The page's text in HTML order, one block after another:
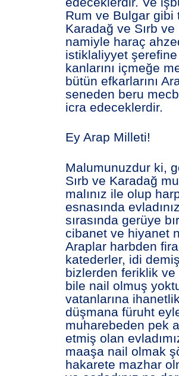
Rum ve Bulgar gibi
Karadağ ve Sırb
namiyle haraç
istiklaliyyet
kanlarını içmeğe
bütün efkarlarını
seneden beru
icra edeceklerdir.
Ey Arap Milleti!
Malumunuzdur ki,
Sırb ve Karadağ
malınız ile olup
esnasında
sırasında gerüye
cibanet ve hiyanet
Araplar harbden
katederler, idi
bizlerden feriklik ve
bile nail olmuş
vatanlarına
düşmana füruht
muharebeden pek
etmiş olan
maaşa nail olmak
hakarete mazhar